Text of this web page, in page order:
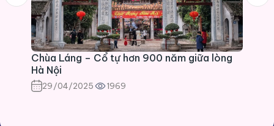
Chùa Láng – Cổ tự hơn 900 năm giữa lòng
Hà Nội
29/04/2025 1969